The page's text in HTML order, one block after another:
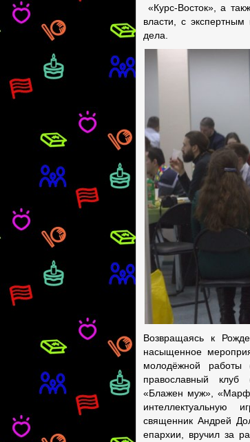
«Курс-Восток», а
власти, с
дела.
Возвращаясь к
насыщенное
молодёжной работы
православный клуб
«Блажен муж»,
священник Андрей
епархии, вручил за